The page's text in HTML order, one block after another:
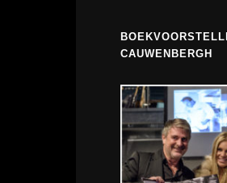
CAUWENBERGH